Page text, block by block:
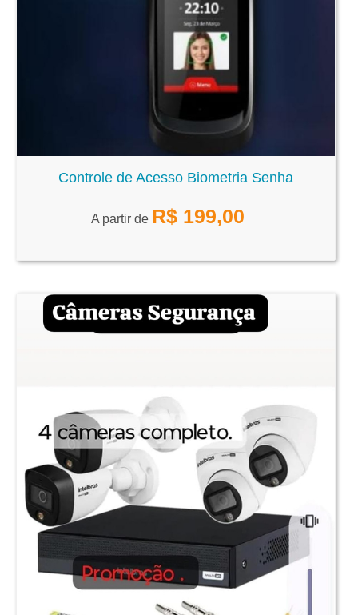
Controle de Acesso Biometria Senha
A partir de R$ 199,00